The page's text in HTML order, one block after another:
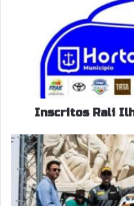
Inscritos Rali
Pedro
Câmara
nem
aqueceu...